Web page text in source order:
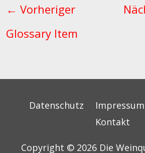
← Vorheriger
Glossary Item
Datenschutz Impressum
Kontakt
Copyright © 2026 Die